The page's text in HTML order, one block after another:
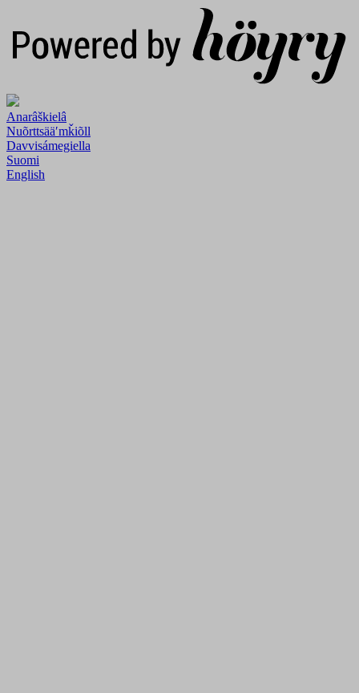
Anarâškielâ
Nuõrttsääʹmǩiõll
Davvisámegiella
Suomi
English